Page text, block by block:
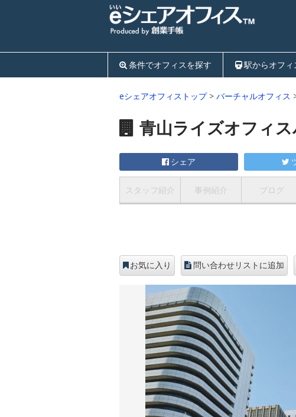
条件でオフィスを探す 駅からオフィ
eシェアオフィストップ> バーチャルオフィス
青山ライズオフィ
シェア
スタッフ紹介 事例紹介 ブログ
お気に入り 問い合わせリストに追加